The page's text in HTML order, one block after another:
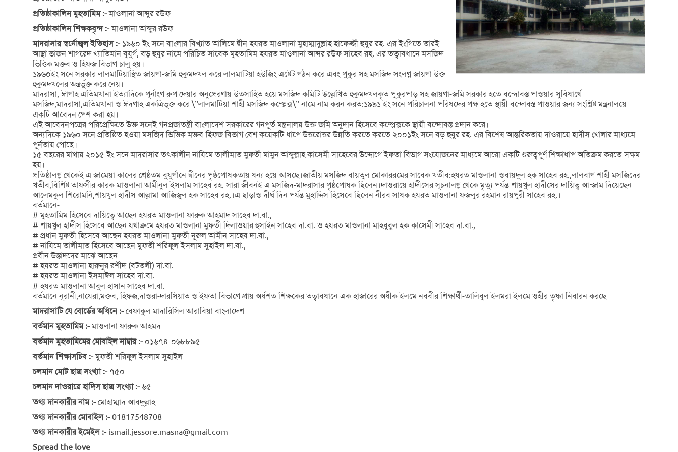
প্রতিষ্ঠাকালিন মুহতামিম :-মাওলানা আব্দুর রউফ
প্রতিষ্ঠাকালিন শিক্ষকবৃন্দ :-মাওলানা আব্দুর রউফ
মাদরাসার স্বর্নোজ্বল ইতিহাস :- ১৯৬০ ইং সনে বাংলার বিখ্যাত আলিমে দ্বীন-হযরত মাওলানা মুহাম্মাদুল্লাহ হাফেজ্জী হুযুর রহ. এর ইংগিতে তারই
আস্থা ভাজন শাগরেদ খ্যাতিমান বুযুর্গ, বড় হুযুর নামে পরিচিত সাবেক মুহতামিম-হযরত মাওলানা আব্দর রউফ সাহেব রহ. এর তত্বাবধানে মসজিদ
ভিত্তিক মক্তব ও হিফজ বিভাগ চালু হয়।
১৯৬০ইং সনে সরকার লালমাটিয়াস্থিত জায়গা-জমি হুকুমদখল করে লালমাটিয়া হউজিং এষ্টেট গঠন করে এবং পুকুর সহ মসজিদ সংলগ্ন জায়গা উক্ত
হুকুমদখলের অন্তর্ভুক্ত করে নেয়।
মাদরাসা, ঈাগাহ এতিমখানা ইত্যাদিকে পূর্নাংগ রুপ দেয়ার অনুপ্রেরণায় উতসাহিত হয়ে মসজিদ কমিটি উল্লেখিত হুকুমদখলকৃত পুকুরপাড় সহ জায়গা-জমি সরকার হতে বন্দোবস্ত পাওয়ার সুবিধার্থে
মসজিদ,মাদরাসা,এতিমখানা ও ঈদগাহ একত্রিভূক্ত করে \”লালমাটিয়া শাহী মসজিদ কম্প্লেক্স\” নামে নাম করন করত:১৯৯১ ইং সনে পরিচালনা পরিষদের পক্ষ হতে স্থায়ী বন্দোবস্ত পাওয়ার জন্য সংশ্লিষ্ট মন্ত্রনালয়ে
একটি আবেদন পেশ করা হয়।
এই আবেদনপত্রের পরিপ্রেক্ষিতে উক্ত সনেই গনপ্রজাতন্ত্রী বাংলাদেশ সরকারের গনপূর্ত মন্ত্রনালয় উক্ত জমি অনুদান হিসেবে কম্প্লেক্সকে স্থায়ী বন্দোবস্ত প্রদান করে।
অন্যদিকে ১৯৬০ সনে প্রতিষ্ঠিত হওয়া মসজিদ ভিত্তিক মক্তব-হিফজ বিভাগ বেশ কয়েকটি ধাপে উত্তরোত্তর উন্নতি করতে করতে ২০০১ইং সনে বড় হুযুর রহ. এর বিশেষ আন্তরিকতায় দাওরায়ে হাদীস খোলার মাধ্যমে
পূর্নতায় পৌছে।
১৫ বছরের মাথায় ২০১৫ ইং সনে মাদরাসার তৎকালীন নাযিমে তালীমাত মুফতী মামুন আব্দুল্লাহ কাসেমী সাহেবের উদ্দোগে ইফতা বিভাগ সংযোজনের মাধ্যমে আরো একটি গুরুত্বপূর্ণ শিক্ষাধাপ অতিক্রম করতে সক্ষম
হয়।
প্রতিষ্ঠালগ্ন থেকেই এ জামেয়া কালের শ্রেষ্ঠতম বুযুর্গানে দ্বীনের পৃষ্ঠপোষকতায় ধন্য হয়ে আসছে।জাতীয় মসজিদ বায়তুল মোকাররমের সাবেক খতীব:হযরত মাওলানা ওবায়দুল হক সাহেব রহ.,লালবাগ শাহী মসজিদের
খতীব,বিশিষ্ট তাফসীর কারক মাওলানা আমীনুল ইসলাম সাহেব রহ. সারা জীবনই এ মসজিদ-মাদরাসার পৃষ্ঠপোষক ছিলেন।দাওরায়ে হাদীসের সূচনালগ্ন থেকে মৃত্যু পর্যন্ত শায়খুল হাদীসের দায়িত্ব আন্জাম দিয়েছেন
আলেমকুল শিরোমনি,শায়খুল হাদীস আল্লামা আজিজুল হক সাহেব রহ.।এ ছাড়াও দীর্ঘ দিন পর্যন্ত মুহাদ্দিস হিসেবে ছিলেন নীরব সাধক হযরত মাওলানা ফজলুর রহমান রায়পুরী সাহেব রহ.।
বর্তমানে-
# মুহতামিম হিসেবে দায়িত্বে আছেন হযরত মাওলানা ফারুক আহমাদ সাহেব দা.বা.,
# শায়খুল হাদীস হিসেবে আছেন যথাক্রমে হযরত মাওলানা মুফতী দিলাওয়ার হুসাইন সাহেব দা.বা. ও হযরত মাওলানা মাহবুবুল হক কাসেমী সাহেব দা.বা.,
# প্রধান মুফতী হিসেবে আছেন হযরত মাওলানা মুফতী নূরুল আমীন সাহেব দা.বা.,
# নাযিমে তালীমাত হিসেবে আছেন মুফতী শরিফুল ইসলাম সুহাইল দা.বা.,
প্রবীন উস্তাদদের মাঝে আছেন-
# হযরত মাওলানা হারুনুর রশীদ (বটতলী) দা.বা.
# হযরত মাওলানা ইসমাঈল সাহেব দা.বা.
# হযরত মাওলানা আবুল হাসান সাহেব দা.বা.
বর্তমানে নূরানী,নাযেরা,মক্তব, হিফজ,দাওরা-দারসিয়াত ও ইফতা বিভাগে প্রায় অর্ধশত শিক্ষকের তত্বাবধানে এক হাজারের অধীক ইলমে নববীর শিক্ষার্থী-তালিবুল ইলমরা ইলমে ওহীর তৃষ্ণা নিবারন করছে
মাদরাসাটি যে বোর্ডের অধিনে :- বেফাকুল মাদারিসিল আরাবিয়া বাংলাদেশ
বর্তমান মুহতামিম :-মাওলানা ফারুক আহমদ
বর্তমান মুহতামিমের মোবাইল নাম্বার :- ০১৬৭৪-০৬৮৮৯৫
বর্তমান শিক্ষাসচিব :-মুফতী শরিফুল ইসলাম সুহাইল
চলমান মোট ছাত্র সংখ্যা :- ৭৫০
চলমান দাওরায়ে হাদিস ছাত্র সংখ্যা :- ৬৫
তথ্য দানকারীর নাম :- মোহাম্মাদ আবদুল্লাহ
তথ্য দানকারীর মোবাইল :- 01817548708
তথ্য দানকারীর ইমেইল :- ismail.jessore.masna@gmail.com
Spread the love